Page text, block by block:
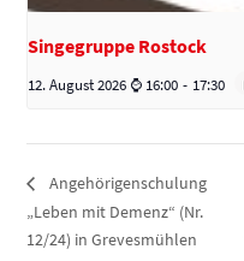
Singegruppe Rostock
12. August 2026 ⌚ 16:00 - 17:30
Angehörigenschulung
„Leben mit Demenz“ (Nr.
12/24) in Grevesmühlen